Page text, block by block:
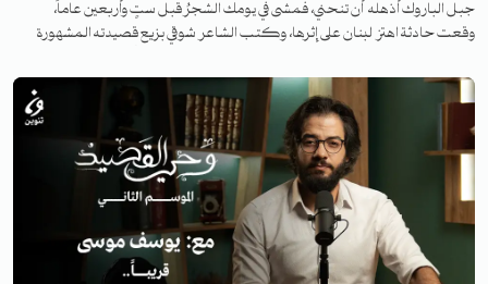
جبل الباروك أذهله أن تنحني، فمشى في يومك الشجرُ قبل ستٍ وأربعين عاماً،
وقعت حادثة اهتز لبنان على إثرها، وكتب الشاعر شوقي بزيع قصيدته المشهورة
القصيدة؟ تابعوا الحلقة من الموسم الثاني من برنامج وحي القصيد.